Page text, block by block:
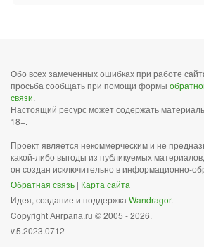
Обо всех замеченных ошибках при работе
просьба сообщать при помощи формы
связи.
Настоящий ресурс может содержать
18+.
Проект является некоммерческим и не
какой-либо выгоды из публикуемых материалов,
он создан исключительно в информационно-
Обратная связь | Карта сайта
Идея, создание и поддержка Wandragor.
Copyright Анграпа.ru © 2005 - 2026.
v.5.2023.0712